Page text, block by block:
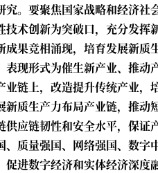
。要聚焦国家战略和经济社
术创新为突破口，充分发挥
果竞相涌现，培育发展新质
现形式为催生新产业、推动
链上，改造提升传统产业，
质生产力布局产业链，推动
应链韧性和安全水平，保证
质量强国、网络强国、数字
进数字经济和实体经济深度